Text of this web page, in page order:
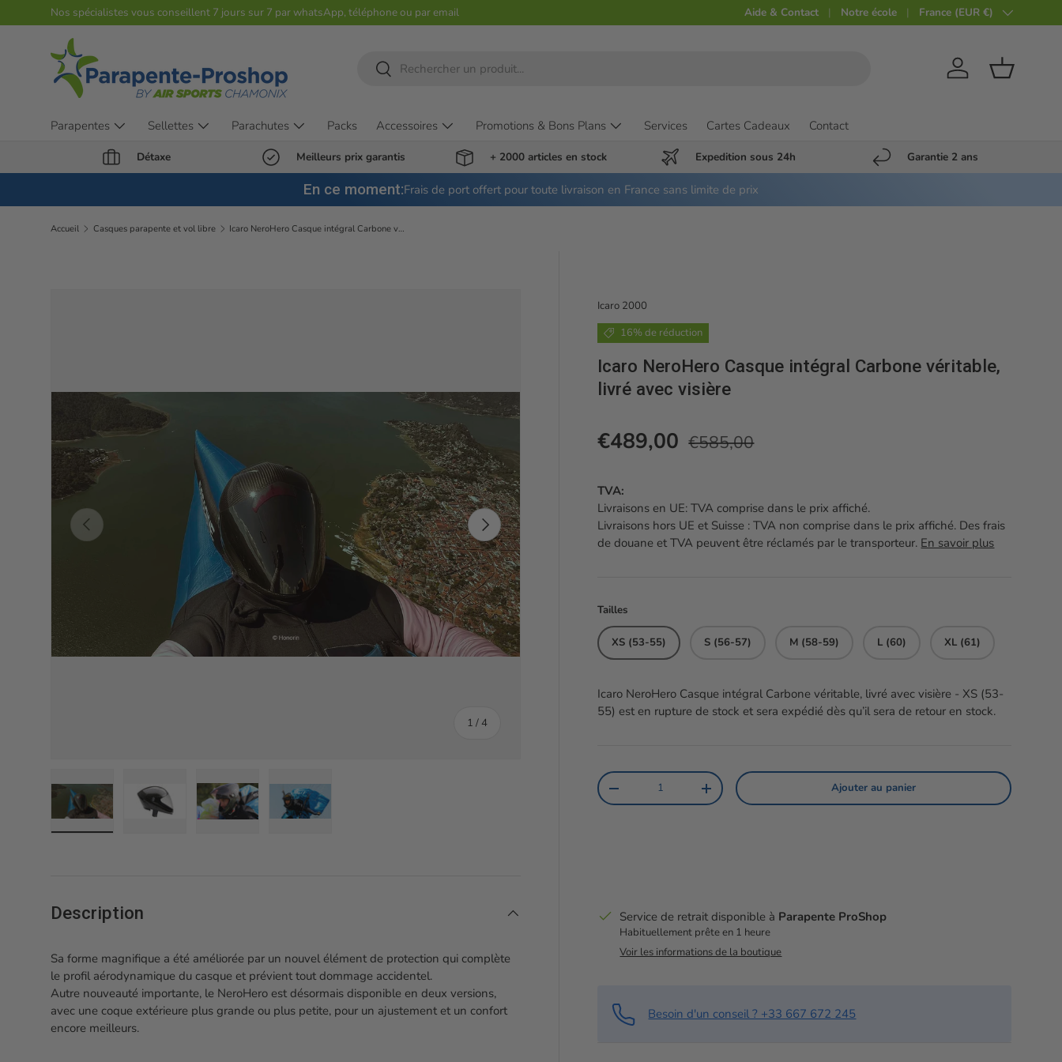
Aller au contenu
Nos spécialistes vous conseillent 7 jours sur 7 par whatsApp, téléphone ou par email Aide & Contact Notre école Pays
France (EUR €)
Recherche
Rechercher
Compte Panier
Parapentes Sellettes Parachutes Packs Accessoires Promotions & Bons Plans Services Cartes Cadeaux Contact
Détaxe Meilleurs prix garantis + 2000 articles en stock Expedition sous 24h Garantie 2 ans
En ce moment:Frais de port offert pour toute livraison en France sans limite de prix
Accueil Casques parapente et vol libre Icaro NeroHero Casque intégral Carbone véritable, livré avec visière
Précédent
1 /de
4
Suivant
Icaro 2000
16% de réduction
Icaro NeroHero Casque intégral Carbone véritable,
livré avec visière
Prix soldé
€489,00 Prix habituel
€585,00
TVA:
Livraisons en UE: TVA comprise dans le prix affiché.
Livraisons hors UE et Suisse : TVA non comprise dans le prix affiché. Des frais
de douane et TVA peuvent être réclamés par le transporteur. En savoir plus
Tailles
XS (53-55) S (56-57) M (58-59) L (60) XL (61)
Icaro NeroHero Casque intégral Carbone véritable, livré avec visière - XS (53-
55) est en rupture de stock et sera expédié dès qu’il sera de retour en stock.
Qté
Diminuer la quantitéAugmenter la quantité Ajouter au panier
Service de retrait disponible à Parapente ProShop
Habituellement prête en 1 heure
Voir les informations de la boutique
Besoin d'un conseil ? +33 667 672 245
Description
Sa forme magnifique a été améliorée par un nouvel élément de protection qui complète
le profil aérodynamique du casque et prévient tout dommage accidentel.
Autre nouveauté importante, le NeroHero est désormais disponible en deux versions,
avec une coque extérieure plus grande ou plus petite, pour un ajustement et un confort
encore meilleurs.